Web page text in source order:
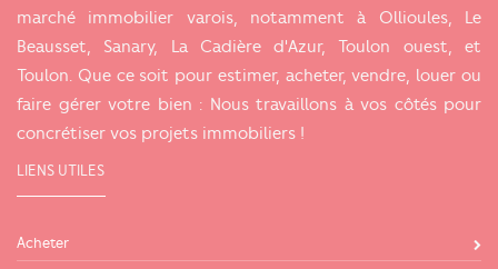
marché immobilier varois, notamment à Ollioules, Le
Beausset, Sanary, La Cadière d'Azur, Toulon ouest, et
Toulon. Que ce soit pour estimer, acheter, vendre, louer ou
faire gérer votre bien : Nous travaillons à vos côtés pour
concrétiser vos projets immobiliers !
LIENS UTILES
Acheter